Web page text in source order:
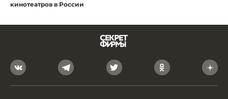
кинотеатров в России